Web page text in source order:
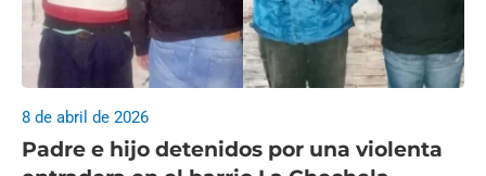
Padre e hijo detenidos por una violenta
8 de abril de 2026